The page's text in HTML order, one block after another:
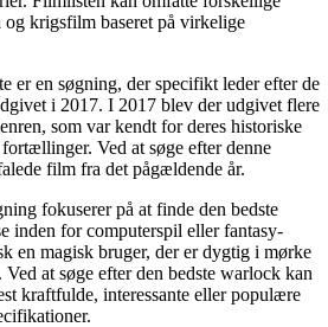
og krigsfilm baseret på virkelige
er en søgning, der specifikt leder efter de
i 2017. I 2017 blev der udgivet flere
som var kendt for deres historiske
Ved at søge efter denne
film fra det pågældende år.
fokuserer på at finde den bedste
inden for computerspil eller fantasy-
en magisk bruger, der er dygtig i mørke
at søge efter den bedste warlock kan
kraftfulde, interessante eller populære